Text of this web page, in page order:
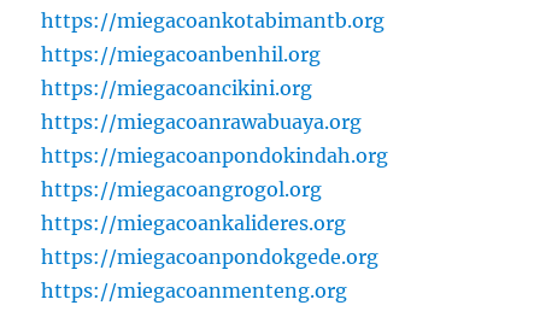
https://miegacoankotabimantb.org
https://miegacoanbenhil.org
https://miegacoancikini.org
https://miegacoanrawabuaya.org
https://miegacoanpondokindah.org
https://miegacoangrogol.org
https://miegacoankalideres.org
https://miegacoanpondokgede.org
https://miegacoanmenteng.org